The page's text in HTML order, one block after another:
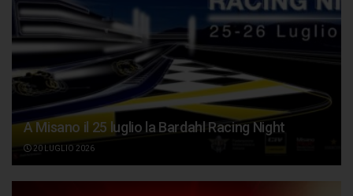
A Misano il 25 luglio la Bardahl Racing Night
20 LUGLIO 2026